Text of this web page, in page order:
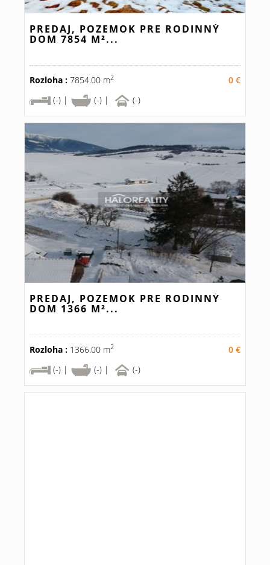
PREDAJ, POZEMOK PRE RODINNÝ
DOM 7854 M²...
Rozloha : 7854.00 m2
0 €
(-) |
(-) | (-)
PREDAJ, POZEMOK PRE RODINNÝ
DOM 1366 M²...
Rozloha : 1366.00 m2
0 €
(-) |
(-) | (-)